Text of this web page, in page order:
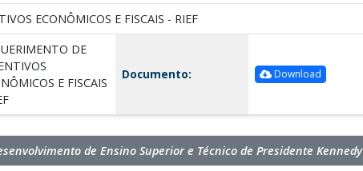
ECONÔMICOS E FISCAIS - RIEF
DE
E FISCAIS
Documento: Download
de Ensino Superior e Técnico de Presidente Kennedy